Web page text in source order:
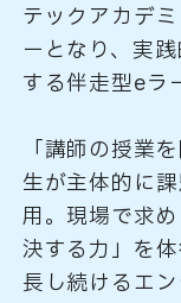
テックアカデ
ーとなり、実
する伴走型eラ
「講師の授業
生が主体的に
用。現場で求
決する力」を
長し続けるエ